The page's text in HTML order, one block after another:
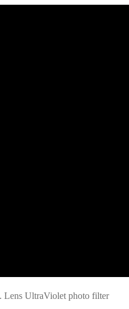
UltraViolet photo filter